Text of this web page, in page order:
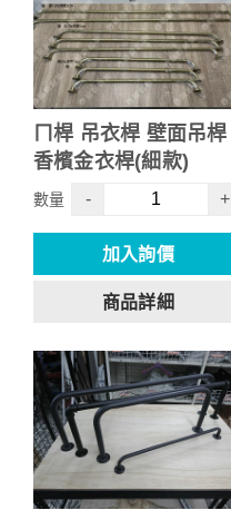
ㄇ桿 吊衣桿 壁面吊桿
香檳金衣桿(細款)
數量 - +
加入詢價
商品詳細